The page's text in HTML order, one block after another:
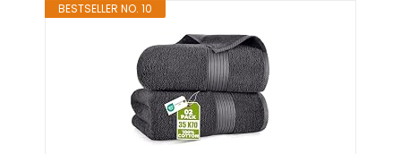
BESTSELLER NO. 10